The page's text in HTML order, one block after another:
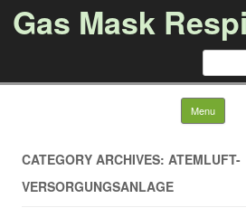
Gas Mask
Menu
CATEGORY ARCHIVES: ATEMLUFT-
VERSORGUNGSANLAGE